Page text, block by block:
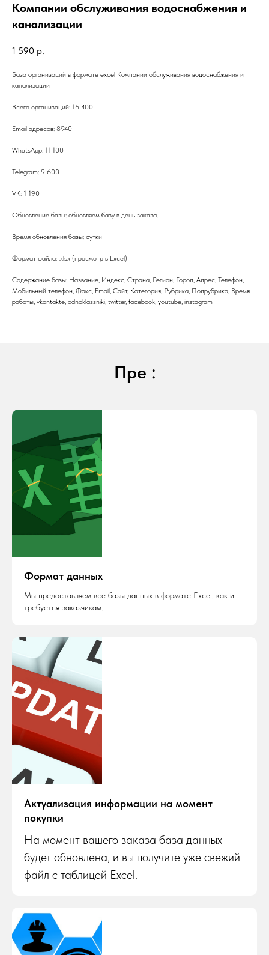
Компании обслуживания водоснабжения и
канализации
1 590 р.
База организаций в формате excel Компании обслуживания водоснабжения и
канализации
Всего организаций: 16 400
Email адресов: 8940
WhatsApp: 11 100
Telegram: 9 600
VK: 1 190
Обновление базы: обновляем базу в день заказа.
Время обновления базы: сутки
Формат файла: .xlsx (просмотр в Excel)
Содержание базы: Название, Индекс, Страна, Регион, Город, Адрес, Телефон,
Мобильный телефон, Факс, Email, Сайт, Категория, Рубрика, Подрубрика, Время
работы, vkontakte, odnoklassniki, twitter, facebook, youtube, instagram
Пре :
Формат данных
Мы предоставляем все базы данных в формате Excel, как и
требуется заказчикам.
Актуализация информации на момент
покупки
На момент вашего заказа база данных
будет обновлена, и вы получите уже свежий
файл с таблицей Excel.